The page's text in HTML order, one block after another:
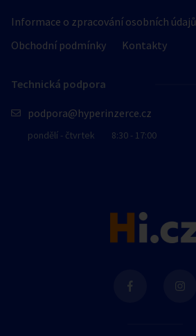
Informace o zpracování osobních údajů
Obchodní podmínky
Kontakty
Technická podpora
podpora@hyperinzerce.cz
pondělí - čtvrtek 8:30 - 17:00